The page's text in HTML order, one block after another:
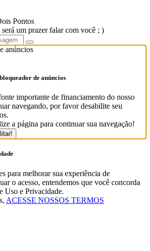
Pontos
um prazer falar com você ; )
de anúncios
importante de financiamento do nosso
navegando, por favor desabilite seu
a página para continuar sua navegação!
para melhorar sua experiência de
o acesso, entendemos que você concorda
Uso e Privacidade.
ACESSE NOSSOS TERMOS